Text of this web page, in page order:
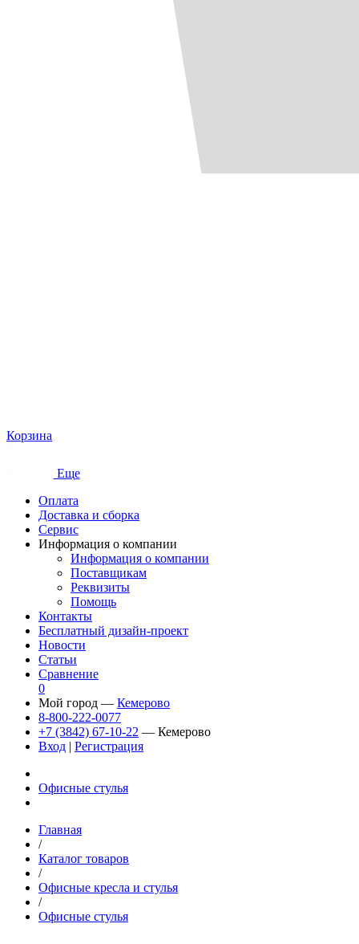
Корзина
Еще
Оплата
Доставка и сборка
Сервис
Информация о компании
Информация о компании
Поставщикам
Реквизиты
Помощь
Контакты
Бесплатный дизайн-проект
Новости
Статьи
Сравнение
0
Мой город — Кемерово
8-800-222-0077
+7 (3842) 67-10-22 — Кемерово
Вход | Регистрация
Офисные стулья
Главная
/
Каталог товаров
/
Офисные кресла и стулья
/
Офисные стулья